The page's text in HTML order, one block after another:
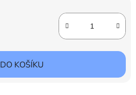
DO KOŠÍKU